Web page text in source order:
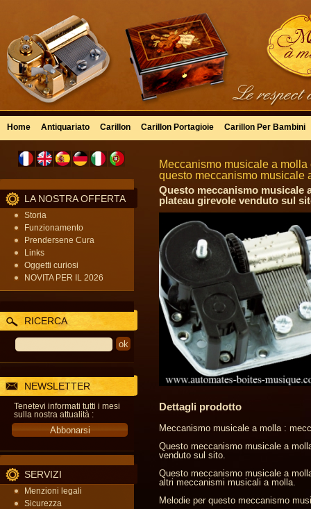
Home Antiquariato Carillon Carillon Portagioie Carillon Per Bambini
LA NOSTRA OFFERTA
Storia
Funzionamento
Prendersene Cura
Links
Oggetti curiosi
NOVITA PER IL 2026
RICERCA
NEWSLETTER
Tenetevi informati tutti i mesi
sulla nostra attualità :
SERVIZI
Menzioni legali
Sicurezza
Meccanismo musicale a
questo meccanismo musicale
Questo meccanismo musicale
plateau girevole venduto sul
Dettagli prodotto
Meccanismo musicale a molla :
Questo meccanismo musicale a
venduto sul sito.
Questo meccanismo musicale a
altri meccanismi musicali a molla.
Melodie per questo meccanismo